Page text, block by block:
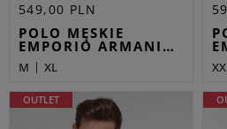
549,00 PLN
POLO MĘSKIE
EMPORIO ARMANI…
M XL
OUTLET